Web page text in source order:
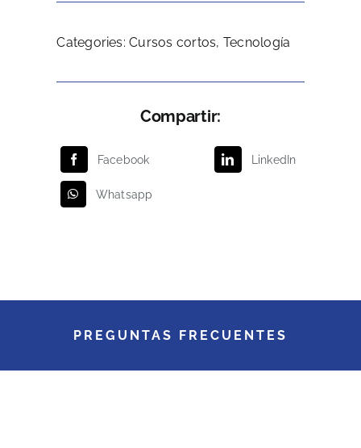
Categories:Cursos cortos, Tecnología
Compartir:
Facebook LinkedIn
Whatsapp
PREGUNTAS FRECUENTES